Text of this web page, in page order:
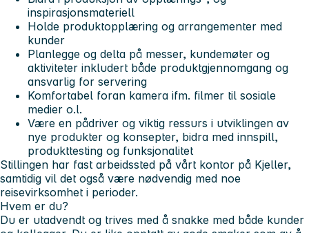
inspirasjonsmateriell
Holde produktopplæring og arrangementer med
kunder
Planlegge og delta på messer, kundemøter og
aktiviteter inkludert både produktgjennomgang og
ansvarlig for servering
Komfortabel foran kamera ifm. filmer til sosiale
medier o.l.
Være en pådriver og viktig ressurs i utviklingen av
nye produkter og konsepter, bidra med innspill,
produkttesting og funksjonalitet
Stillingen har fast arbeidssted på vårt kontor på Kjeller,
samtidig vil det også være nødvendig med noe
reisevirksomhet i perioder.
Hvem er du?
Du er utadvendt og trives med å snakke med både kunder